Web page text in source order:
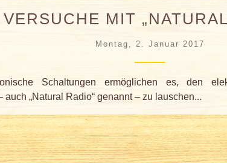
VERSUCHE MIT
Montag, 2. Januar 2017
Schaltungen ermöglichen es, den
auch „Natural Radio“ genannt – zu lauschen...